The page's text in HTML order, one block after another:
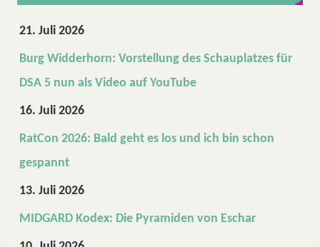
21. Juli 2026
Burg Widderhorn: Vorstellung des Schauplatzes für
DSA 5 nun als Video auf YouTube
16. Juli 2026
RatCon 2026: Bald geht es los und ich bin schon
gespannt
13. Juli 2026
MIDGARD Kodex: Die Pyramiden von Eschar